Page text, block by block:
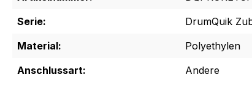
Serie:
DrumQuik
Material:
Polyethylen
Anschlussart:
Andere